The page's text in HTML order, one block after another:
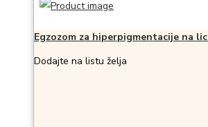
Egzozom za hiperpigmentacije na
Dodajte na listu želja